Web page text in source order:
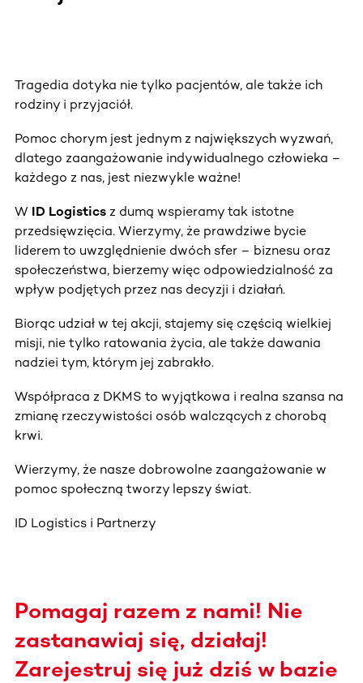
Tragedia dotyka nie tylko pacjentów, ale także ich
rodziny i przyjaciół.
Pomoc chorym jest jednym z największych wyzwań,
dlatego zaangażowanie indywidualnego człowieka –
każdego z nas, jest niezwykle ważne!
W ID Logistics z dumą wspieramy tak istotne
przedsięwzięcia. Wierzymy, że prawdziwe bycie
liderem to uwzględnienie dwóch sfer – biznesu oraz
społeczeństwa, bierzemy więc odpowiedzialność za
wpływ podjętych przez nas decyzji i działań.
Biorąc udział w tej akcji, stajemy się częścią wielkiej
misji, nie tylko ratowania życia, ale także dawania
nadziei tym, którym jej zabrakło.
Współpraca z DKMS to wyjątkowa i realna szansa na
zmianę rzeczywistości osób walczących z chorobą
krwi.
Wierzymy, że nasze dobrowolne zaangażowanie w
pomoc społeczną tworzy lepszy świat.
ID Logistics i Partnerzy
Pomagaj razem z nami! Nie
zastanawiaj się, działaj!
Zarejestruj się już dziś w bazie